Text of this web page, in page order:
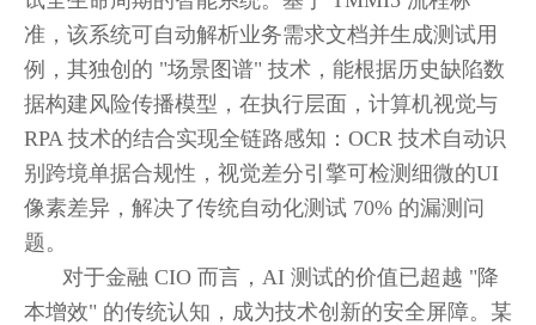
准，该系统可自动解析业务需求文档并生成测试用
例，其独创的 "场景图谱" 技术，能根据历史缺陷数
据构建风险传播模型，在执行层面，计算机视觉与
RPA 技术的结合实现全链路感知：OCR 技术自动识
别跨境单据合规性，视觉差分引擎可检测细微的UI
像素差异，解决了传统自动化测试 70% 的漏测问
题。
对于金融 CIO 而言，AI 测试的价值已超越 "降
本增效" 的传统认知，成为技术创新的安全屏障。某